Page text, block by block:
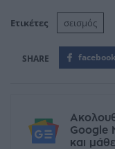
Ετικέτες σεισμός
facebook
Google
και